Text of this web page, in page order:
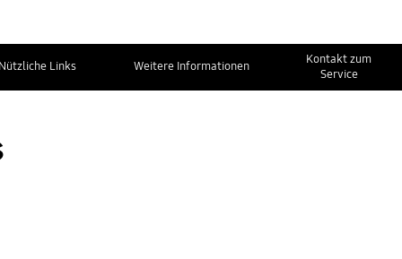
Nützliche Links Weitere Informationen
Kontakt zum
Service